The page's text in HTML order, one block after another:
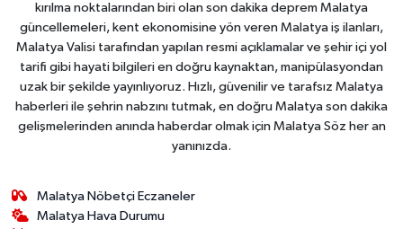
kırılma noktalarından biri olan son dakika deprem Malatya
güncellemeleri, kent ekonomisine yön veren Malatya iş ilanları,
Malatya Valisi tarafından yapılan resmi açıklamalar ve şehir içi yol
tarifi gibi hayati bilgileri en doğru kaynaktan, manipülasyondan
uzak bir şekilde yayınlıyoruz. Hızlı, güvenilir ve tarafsız Malatya
haberleri ile şehrin nabzını tutmak, en doğru Malatya son dakika
gelişmelerinden anında haberdar olmak için Malatya Söz her an
yanınızda.
Malatya Nöbetçi Eczaneler
Malatya Hava Durumu